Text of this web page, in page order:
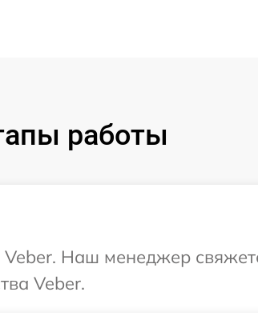
работы
Veber. Наш менеджер
Veber.